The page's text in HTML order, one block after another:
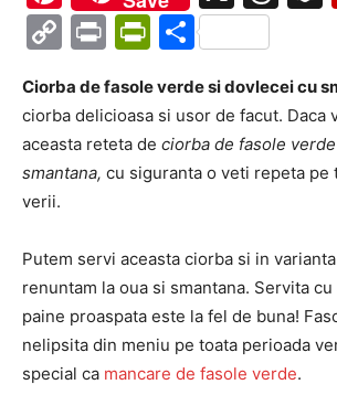
CopyPrint
Ciorba de fasole verde si dovlecei cu
ciorba delicioasa si usor de facut. Daca
aceasta reteta de ciorba de fasole
smantana, cu siguranta o veti repeta pe
verii.
Putem servi aceasta ciorba si in
renuntam la oua si smantana. Servita
paine proaspata este la fel de buna!
nelipsita din meniu pe toata perioada
special ca mancare de fasole verde.